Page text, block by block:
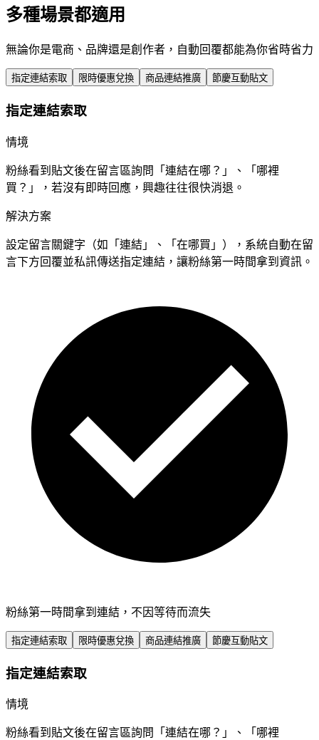
多種場景都適用
無論你是電商、品牌還是創作者，自動回覆都能為你省時省力
指定連結索取 限時優惠兌換 商品連結推廣 節慶互動貼文
指定連結索取
情境
粉絲看到貼文後在留言區詢問「連結在哪？」、「哪裡
買？」，若沒有即時回應，興趣往往很快消退。
解決方案
設定留言關鍵字（如「連結」、「在哪買」），系統自動在留
言下方回覆並私訊傳送指定連結，讓粉絲第一時間拿到資訊。
粉絲第一時間拿到連結，不因等待而流失
指定連結索取 限時優惠兌換 商品連結推廣 節慶互動貼文
指定連結索取
情境
粉絲看到貼文後在留言區詢問「連結在哪？」、「哪裡